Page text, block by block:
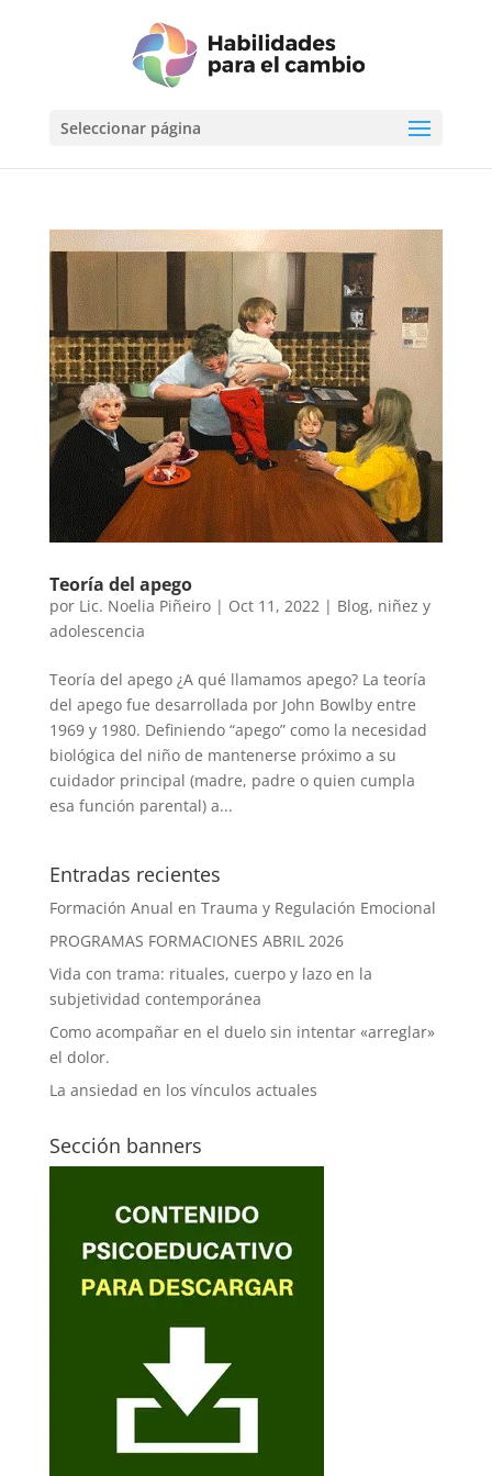
Seleccionar página
Teoría del apego
por Lic. Noelia Piñeiro| Oct 11, 2022| Blog, niñez y
adolescencia
Teoría del apego ¿A qué llamamos apego? La teoría
del apego fue desarrollada por John Bowlby entre
1969 y 1980. Definiendo “apego” como la necesidad
biológica del niño de mantenerse próximo a su
cuidador principal (madre, padre o quien cumpla
esa función parental) a...
Entradas recientes
Formación Anual en Trauma y Regulación Emocional
PROGRAMAS FORMACIONES ABRIL 2026
Vida con trama: rituales, cuerpo y lazo en la
subjetividad contemporánea
Como acompañar en el duelo sin intentar «arreglar»
el dolor.
La ansiedad en los vínculos actuales
Sección banners